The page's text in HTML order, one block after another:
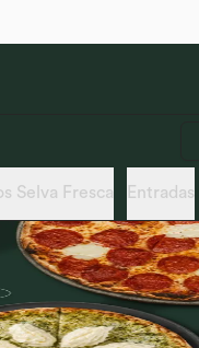
Selva Fresca Entradas